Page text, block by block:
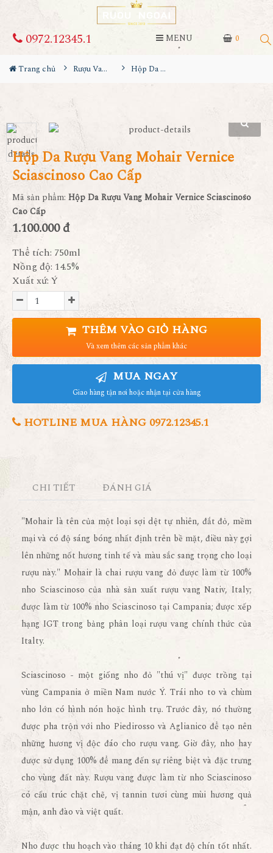
0
0972.12345.1 MENU
Trang chủ Rượu Vang Hộp Quà Hộp Da Rượu Vang Mohair Vernice Sciascinoso Cao Cấp
Hộp Da Rượu Vang Mohair Vernice
Sciascinoso Cao Cấp
Mã sản phẩm: Hộp Da Rượu Vang Mohair Vernice Sciascinoso
Cao Cấp
1.100.000 đ
Thể tích: 750ml
Nồng độ: 14.5%
Xuất xứ: Ý
THÊM VÀO GIỎ HÀNG
Và xem thêm các sản phẩm khác
MUA NGAY
Giao hàng tận nơi hoặc nhận tại cửa hàng
HOTLINE MUA HÀNG 0972.12345.1
CHI TIẾT ĐÁNH GIÁ
"Mohair là tên của một loại sợi dệt tự nhiên, đắt đỏ, mềm
mại và có độ sáng bóng nhất định trên bề mặt, điều này gợi
lên những nốt hương tinh tế và màu sắc sang trọng cho loại
rượu này." Mohair là chai rượu vang đỏ được làm từ 100%
nho Sciascinoso của nhà sản xuất rượu vang Nativ, Italy;
được làm từ 100% nho Sciascinoso tại Campania; được xếp
hạng IGT trong bảng phân loại rượu vang chính thức của
Italty.
Sciascinoso - một giống nho đỏ "thú vị" được trồng tại
vùng Campania ở miền Nam nước Ý. Trái nho to và chùm
nho lớn có hình nón hoặc hình trụ. Trước đây, nó thường
được pha trộn với nho Piedirosso và Aglianico để tạo nên
những hương vị độc đáo cho rượu vang. Giờ đây, nho hay
được sử dụng 100% để mang đến sự riêng biệt và đặc trưng
cho vùng đất này. Rượu vang được làm từ nho Sciascinoso
có cấu trúc chặt chẽ, vị tannin tươi cùng mùi hương quả
mận, anh đào và việt quất.
Nho được thu hoạch vào tháng 10 khi đạt độ chín tốt nhất.